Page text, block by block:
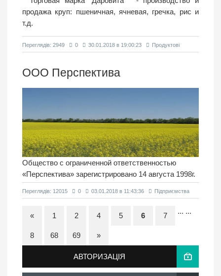
продажа круп: пшеничная, ячневая, гречка, рис и
т.д.
Переглядiв: 2949 0 30.01.2018 в 19:00:23 Продуктовi
ООО Перспектива
Общество с ограниченной ответственностью
«Перспектива» зарегистрировано 14 августа 1998г.
Переглядiв: 12015 0 03.01.2018 в 11:43:36 Підприємства
« 1 2
...
4 5 6 7
8
...
68 69 »
АВТОРИЗАЦІЯ